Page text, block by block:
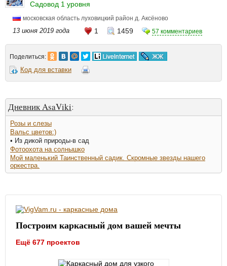
Садовод 1 уровня
московская область луховицкий район д. Аксёново
13 июня 2019 года 1 1459 57 комментариев
Поделиться:
Код для вставки
Дневник AsaViki:
Розы и слезы
Вальс цветов:)
• Из дикой природы-в сад
Фотоохота на солнышко
Мой маленький Таинственный садик. Скромные звезды нашего
оркестра.
Построим каркасный дом вашей мечты
Ещё 677 проектов